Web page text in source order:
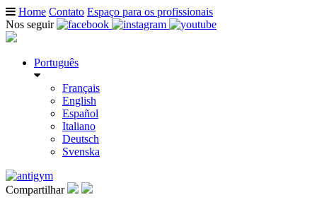
Home Contato Espaço para os profissionais
Nos seguir
Português
Français
English
Español
Italiano
Deutsch
Svenska
Compartilhar